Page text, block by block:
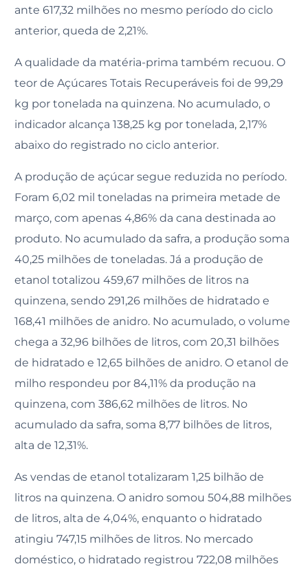
ante 617,32 milhões no mesmo período do ciclo
anterior, queda de 2,21%.
A qualidade da matéria-prima também recuou. O
teor de Açúcares Totais Recuperáveis foi de 99,29
kg por tonelada na quinzena. No acumulado, o
indicador alcança 138,25 kg por tonelada, 2,17%
abaixo do registrado no ciclo anterior.
A produção de açúcar segue reduzida no período.
Foram 6,02 mil toneladas na primeira metade de
março, com apenas 4,86% da cana destinada ao
produto. No acumulado da safra, a produção soma
40,25 milhões de toneladas. Já a produção de
etanol totalizou 459,67 milhões de litros na
quinzena, sendo 291,26 milhões de hidratado e
168,41 milhões de anidro. No acumulado, o volume
chega a 32,96 bilhões de litros, com 20,31 bilhões
de hidratado e 12,65 bilhões de anidro. O etanol de
milho respondeu por 84,11% da produção na
quinzena, com 386,62 milhões de litros. No
acumulado da safra, soma 8,77 bilhões de litros,
alta de 12,31%.
As vendas de etanol totalizaram 1,25 bilhão de
litros na quinzena. O anidro somou 504,88 milhões
de litros, alta de 4,04%, enquanto o hidratado
atingiu 747,15 milhões de litros. No mercado
doméstico, o hidratado registrou 722,08 milhões